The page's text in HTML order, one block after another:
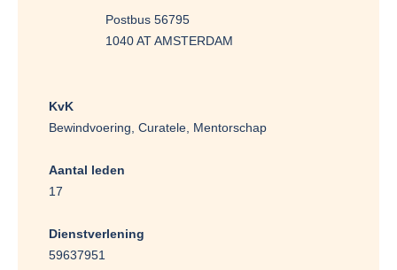
Postbus 56795
1040 AT AMSTERDAM
KvK
Bewindvoering, Curatele, Mentorschap
Aantal leden
17
Dienstverlening
59637951